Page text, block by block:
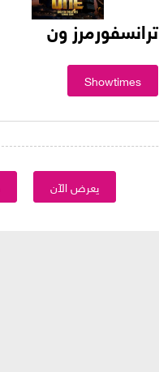
ترانسفورمرز ون
Showtimes
يعرض الآن